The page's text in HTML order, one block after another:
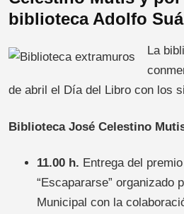
biblioteca Adolfo
La
de abril el Día del Libro con los
Biblioteca José Celestino
11.00 h. Entrega del
“Escapararse” organizado
Municipal con la